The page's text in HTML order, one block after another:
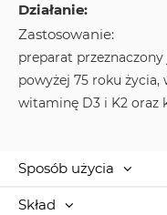
Działanie:
Zastosowanie:
preparat
powyżej 75 roku życia,
witaminę D3 i K2 oraz
Sposób użycia
Skład